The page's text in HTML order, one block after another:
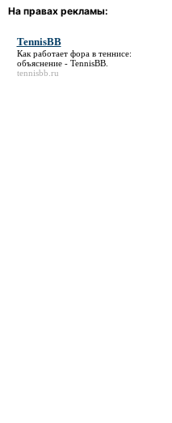
На правах рекламы:
TennisBB
Как работает фора в теннисе:
объяснение - TennisBB.
tennisbb.ru